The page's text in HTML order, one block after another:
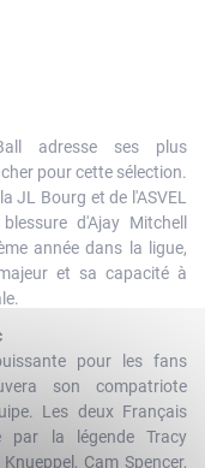
adresse ses plus
pour cette sélection.
JL Bourg et de l'ASVEL
d'Ajay Mitchell
année dans la ligue,
et sa capacité à
pour les fans
son compatriote
Les deux Français
par la légende Tracy
Cam Spencer,